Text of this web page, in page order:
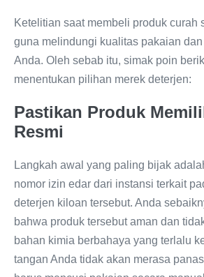
Ketelitian saat membeli produk curah
guna melindungi kualitas pakaian
Anda. Oleh sebab itu, simak poin
menentukan pilihan merek deterjen:
Pastikan Produk
Resmi
Langkah awal yang paling bijak
nomor izin edar dari instansi terkait
deterjen kiloan tersebut. Anda
bahwa produk tersebut aman dan
bahan kimia berbahaya yang terlalu
tangan Anda tidak akan merasa